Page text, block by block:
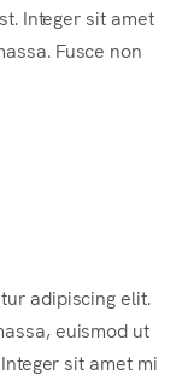
Integer sit amet
Fusce non
adipiscing elit.
euismod ut
sit amet mi